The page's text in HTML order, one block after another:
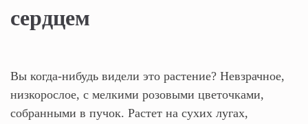
сердцем
Вы когда-нибудь видели это растение? Невзрачное,
низкорослое, с мелкими розовыми цветочками,
собранными в пучок. Растет на сухих лугах,